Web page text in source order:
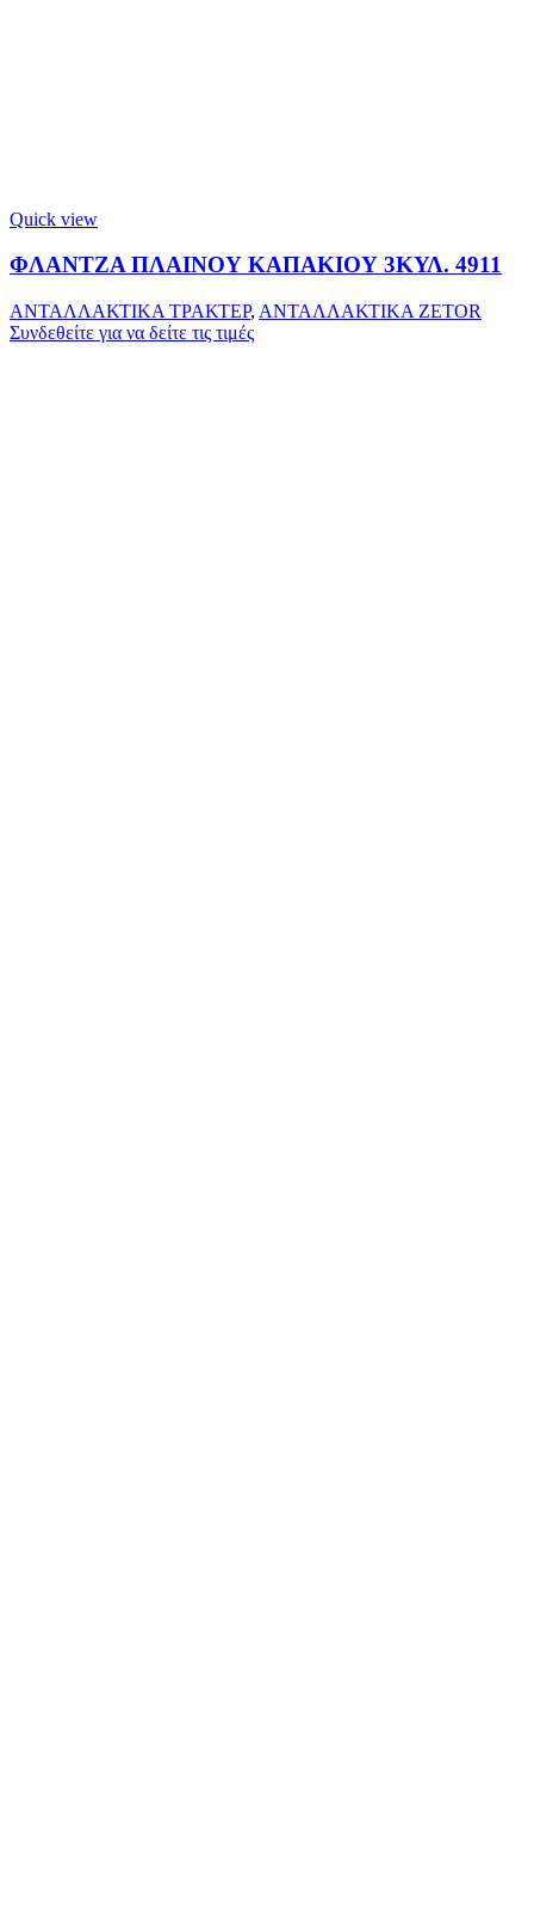
Quick view
ΦΛΑΝΤΖΑ ΠΛΑΙΝΟΥ ΚΑΠΑΚΙΟΥ 3ΚΥΛ. 4911
ΑΝΤΑΛΛΑΚΤΙΚΑ ΤΡΑΚΤΕΡ, ΑΝΤΑΛΛΑΚΤΙΚΑ ZETOR
Συνδεθείτε για να δείτε τις τιμές